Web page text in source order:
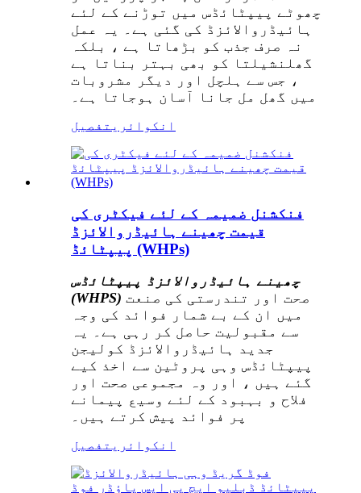
چھوٹے پیپٹائڈس میں توڑنے کے لئے
ہائیڈروالائزڈ کی گئی ہے۔ یہ عمل
نہ صرف جذب کو بڑھاتا ہے ، بلکہ
گھلنشیلتا کو بھی بہتر بناتا ہے
، جس سے ہلچل اور دیگر مشروبات
میں گھل مل جانا آسان ہوجاتا ہے۔
انکوائری تفصیل
فنکشنل ضمیمہ کے لئے فیکٹری کی
قیمت چھینے ہائیڈروالائزڈ
پیپٹائڈ (WHPs)
چھینے ہائیڈروالائزڈ پیپٹائڈس
(WHPS) صحت اور تندرستی کی صنعت
میں ان کے بے شمار فوائد کی وجہ
سے مقبولیت حاصل کر رہی ہے۔ یہ
جدید ہائیڈروالائزڈ کولیجن
پیپٹائڈس وہی پروٹین سے اخذ کیے
گئے ہیں ، اور وہ مجموعی صحت اور
فلاح و بہبود کے لئے وسیع پیمانے
پر فوائد پیش کرتے ہیں۔
انکوائریتفصیل